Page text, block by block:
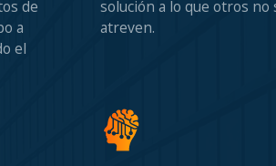
de
a
el
solución a lo que otros no
atreven.